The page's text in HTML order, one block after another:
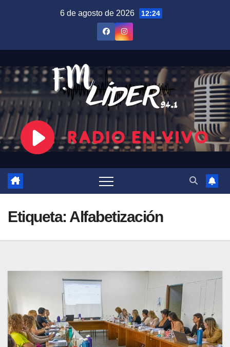
6 de agosto de 2026 12:24
Etiqueta: Alfabetización